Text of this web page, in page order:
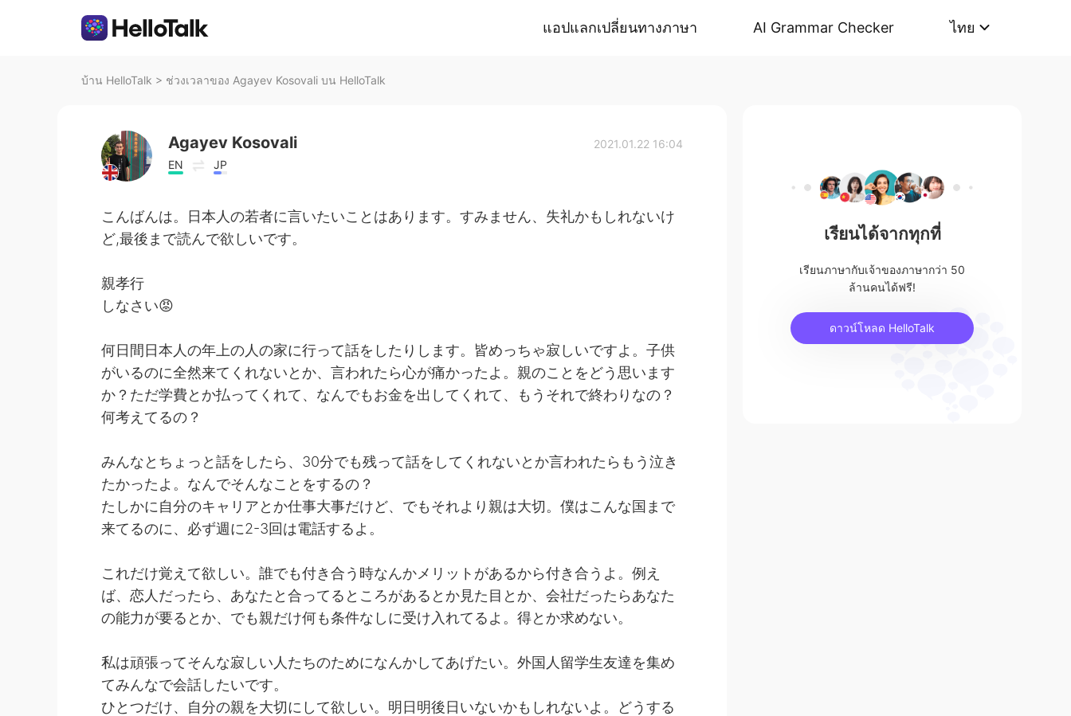
แอปแลกเปลี่ยนทางภาษา AI Grammar Checker ไทย
บ้าน HelloTalk > ช่วงเวลาของ Agayev Kosovali บน HelloTalk
Agayev Kosovali
EN JP
2021.01.22 16:04
こんばんは。日本人の若者に言いたいことはあります。すみません、失礼かもしれないけ
ど,最後まで読んで欲しいです。
親孝行
しなさい😡
何日間日本人の年上の人の家に行って話をしたりします。皆めっちゃ寂しいですよ。子供
がいるのに全然来てくれないとか、言われたら心が痛かったよ。親のことをどう思います
か？ただ学費とか払ってくれて、なんでもお金を出してくれて、もうそれで終わりなの？
何考えてるの？
みんなとちょっと話をしたら、30分でも残って話をしてくれないとか言われたらもう泣き
たかったよ。なんでそんなことをするの？
たしかに自分のキャリアとか仕事大事だけど、でもそれより親は大切。僕はこんな国まで
来てるのに、必ず週に2-3回は電話するよ。
これだけ覚えて欲しい。誰でも付き合う時なんかメリットがあるから付き合うよ。例え
ば、恋人だったら、あなたと合ってるところがあるとか見た目とか、会社だったらあなた
の能力が要るとか、でも親だけ何も条件なしに受け入れてるよ。得とか求めない。
私は頑張ってそんな寂しい人たちのためになんかしてあげたい。外国人留学生友達を集め
てみんなで会話したいです。
ひとつだけ、自分の親を大切にして欲しい。明日明後日いないかもしれないよ。どうする
เรียนได้จากทุกที่
เรียนภาษากับเจ้าของภาษากว่า 50
ล้านคนได้ฟรี!
ดาวน์โหลด HelloTalk